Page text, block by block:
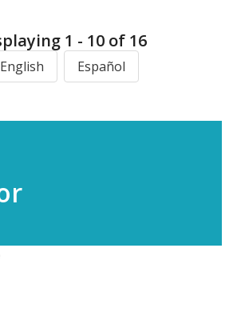
1 - 10 of 16
English Español